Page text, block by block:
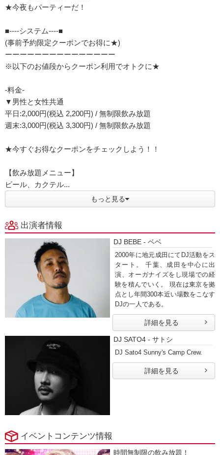
★今夜もパーティーだ！
■----システム----■
(事前予約限定クーポンでお得に★)
ーーーーーーーーーーーーーーー
※以下のお値段からクーポン利用でオトクに★
-料金-
▼男性と女性共通
平日:2,000円(税込 2,200円) / 無制限飲み放題
週末:3,000円(税込 3,300円) / 無制限飲み放題
★今すぐお得なクーポンをチェックしよう！！
【飲み放題メニュー】
ビール、カクテル...
もっと見る
出演者情報
DJ BEBE - ベベ
2000年に地元成田にてDJ活動をス
タート。 千葉、成田を中心に出
演、オーガナイズをし現場での経
験を積んでいく。 現在は東京を拠
点とし年間300本近い場数をこなす
DJの一人である。
詳細を見る
DJ SATO4 - サトシ
DJ Sato4 Sunny's Camp Crew.
詳細を見る
イベントコンテンツ情報
時間無制限の飲み放題！